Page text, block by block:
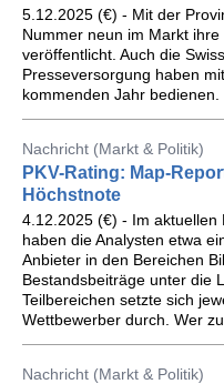
5.12.2025 (€) - Mit der
Nummer neun im Markt
veröffentlicht. Auch die
Presseversorgung haben
kommenden Jahr bedienen.
Nachricht (Markt & Politik)
PKV-Rating: Map-
Höchstnote
4.12.2025 (€) - Im aktuellen
haben die Analysten etwa
Anbieter in den Bereichen
Bestandsbeiträge unter die
Teilbereichen setzte sich
Wettbewerber durch. Wer
Nachricht (Markt & Politik)